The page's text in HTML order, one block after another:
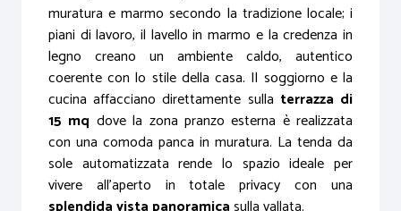
muratura e marmo secondo la tradizione locale; i
piani di lavoro, il lavello in marmo e la credenza in
legno creano un ambiente caldo, autentico
coerente con lo stile della casa. Il soggiorno e la
cucina affacciano direttamente sulla terrazza di
15 mq dove la zona pranzo esterna è realizzata
con una comoda panca in muratura. La tenda da
sole automatizzata rende lo spazio ideale per
vivere all’aperto in totale privacy con una